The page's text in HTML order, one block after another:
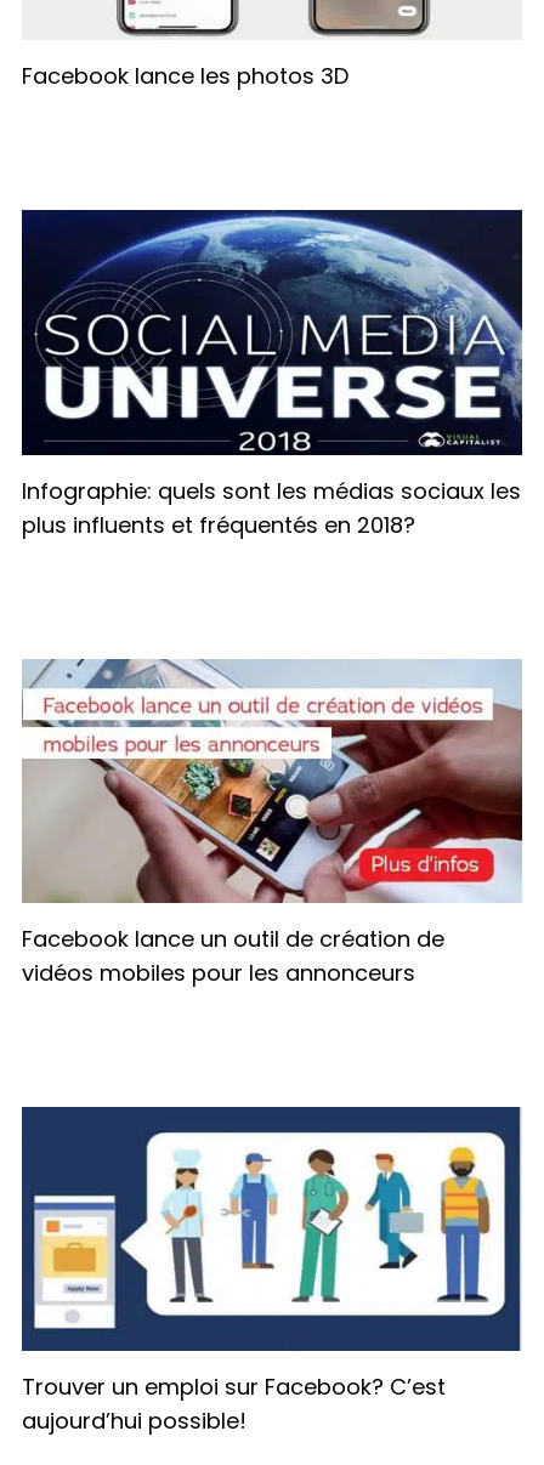
Facebook lance les photos 3D
Infographie: quels sont les médias sociaux les
plus influents et fréquentés en 2018?
Facebook lance un outil de création de
vidéos mobiles pour les annonceurs
Trouver un emploi sur Facebook? C’est
aujourd’hui possible!